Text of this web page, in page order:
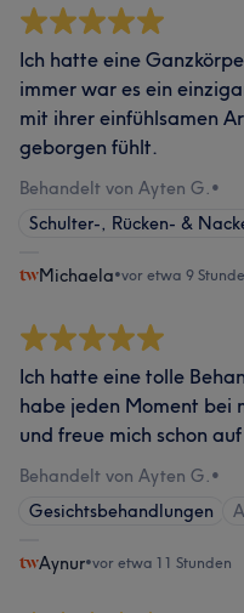
Ich hatte eine
immer war es ein
mit ihrer einfühlsamen
geborgen fühlt.
Behandelt von Ayten G.•
Schulter-, Rücken- &
Michaela•vor etwa 9
Ich hatte eine tolle
habe jeden Moment bei
und freue mich schon
Behandelt von Ayten G.•
Gesichtsbehandlungen
Aynur•vor etwa 11 Stunden